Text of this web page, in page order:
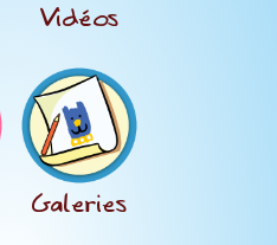
Vidéos
Galeries